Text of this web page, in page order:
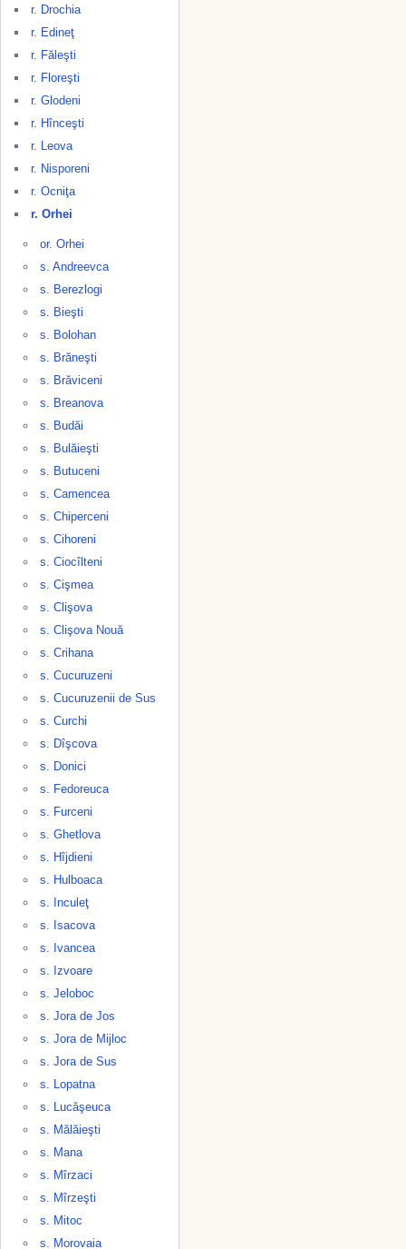
r. Drochia
r. Edineţ
r. Făleşti
r. Floreşti
r. Glodeni
r. Hînceşti
r. Leova
r. Nisporeni
r. Ocniţa
r. Orhei
or. Orhei
s. Andreevca
s. Berezlogi
s. Bieşti
s. Bolohan
s. Brăneşti
s. Brăviceni
s. Breanova
s. Budăi
s. Bulăieşti
s. Butuceni
s. Camencea
s. Chiperceni
s. Cihoreni
s. Ciocîlteni
s. Cişmea
s. Clişova
s. Clişova Nouă
s. Crihana
s. Cucuruzeni
s. Cucuruzenii de Sus
s. Curchi
s. Dîşcova
s. Donici
s. Fedoreuca
s. Furceni
s. Ghetlova
s. Hîjdieni
s. Hulboaca
s. Inculeţ
s. Isacova
s. Ivancea
s. Izvoare
s. Jeloboc
s. Jora de Jos
s. Jora de Mijloc
s. Jora de Sus
s. Lopatna
s. Lucăşeuca
s. Mălăieşti
s. Mana
s. Mîrzaci
s. Mîrzeşti
s. Mitoc
s. Morovaia